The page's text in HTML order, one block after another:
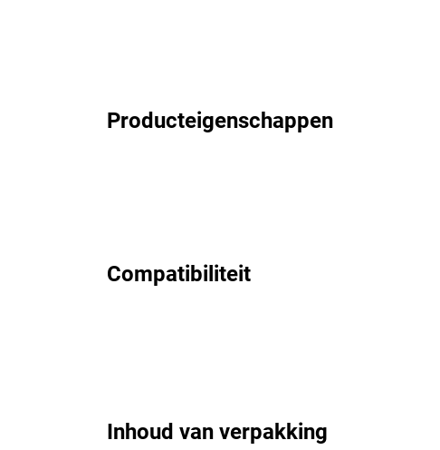
Producteigenschappen
Compatibiliteit
Inhoud van verpakking